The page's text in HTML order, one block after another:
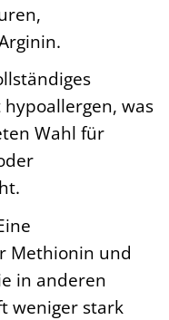
was
Wahl für
Methionin und
in anderen
weniger stark